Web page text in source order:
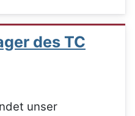
des TC
unser